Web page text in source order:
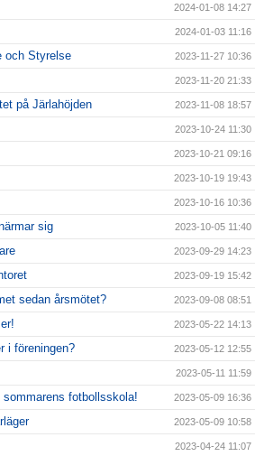
2024-01-08 14:27
2024-01-03 11:16
och Styrelse 2023-11-27 10:36
2023-11-20 21:33
på Järlahöjden 2023-11-08 18:57
2023-10-24 11:30
2023-10-21 09:16
2023-10-19 19:43
2023-10-16 10:36
sig 2023-10-05 11:40
2023-09-29 14:23
2023-09-19 15:42
sedan årsmötet? 2023-09-08 08:51
2023-05-22 14:13
i föreningen? 2023-05-12 12:55
2023-05-11 11:59
fotbollsskola! 2023-05-09 16:36
2023-05-09 10:58
2023-04-24 11:07